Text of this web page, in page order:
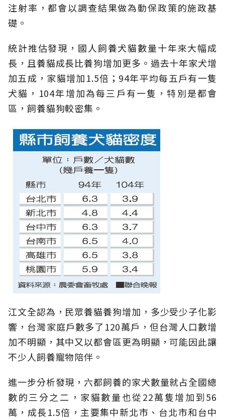
注射率，都會以調查結果做為動保政策的施政基
礎。
統計推估發現，國人飼養犬貓數量十年來大幅成
長，且養貓成長比養狗增加更多。過去十年家犬增
加五成，家貓增加1.5倍；94年平均每五戶有一隻
犬貓，104年增加為每三戶有一隻，特別是都會
區，飼養貓狗較密集。
江文全認為，民眾養貓養狗增加，多少受少子化影
響，台灣家庭戶數多了120萬戶，但台灣人口數增
加不明顯，其中又以都會區更為明顯，可能因此讓
不少人飼養寵物陪伴。
進一步分析發現，六都飼養的家犬數量就占全國總
數的三分之二，家貓數量也從22萬隻增加到56
萬，成長1.5倍，主要集中新北市、台北市和台中